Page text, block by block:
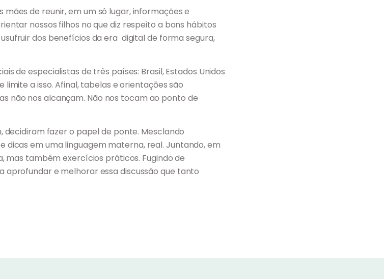
mães de reunir, em um só lugar, informações e
nossos filhos no que diz respeito a bons hábitos
dos benefícios da era digital de forma segura,
de especialistas de três países: Brasil, Estados Unidos
limite a isso. Afinal, tabelas e orientaçōes são
não nos alcançam. Não nos tocam ao ponto de
decidiram fazer o papel de ponte. Mesclando
dicas em uma linguagem materna, real. Juntando, em
mas também exercícios práticos. Fugindo de
aprofundar e melhorar essa discussão que tanto